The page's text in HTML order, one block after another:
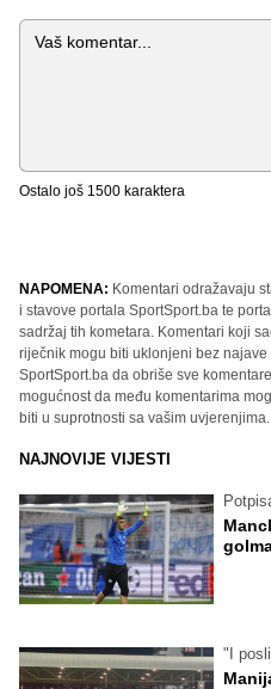
Komentar
Ostalo još 1500 karaktera
NAPOMENA: Komentari odražavaju
i stavove portala SportSport.ba te
sadržaj tih kometara. Komentari koji
riječnik mogu biti uklonjeni bez
SportSport.ba da obriše sve
mogućnost da među komentarima
biti u suprotnosti sa vašim uvjerenjima.
NAJNOVIJE VIJESTI
"I